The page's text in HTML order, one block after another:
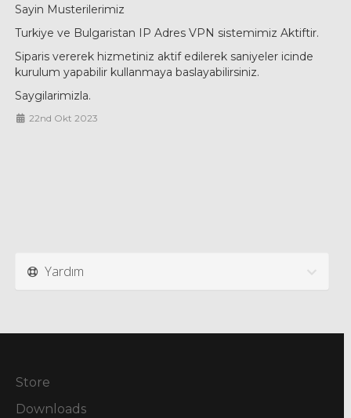
Sayin Musterilerimiz
Turkiye ve Bulgaristan IP Adres VPN sistemimiz Aktiftir.
Siparis vererek hizmetiniz aktif edilerek saniyeler icinde
kurulum yapabilir kullanmaya baslayabilirsiniz.
Saygilarimizla.
22nd Okt 2023
Yardım
Store
Downloads